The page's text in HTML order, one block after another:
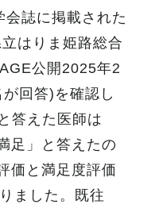
誌に掲載された
はりま姫路総合
公開2025年2
回答)を確認し
答えた医師は
足」と答えたの
価と満足度評価
ました。既往